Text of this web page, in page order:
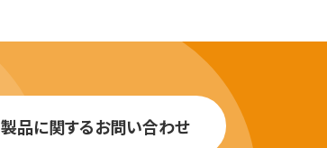
製品に関するお問い合わせ